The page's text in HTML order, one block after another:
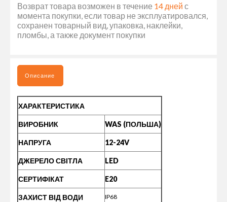
Возврат товара возможен в течение 14 дней с
момента покупки, если товар не эксплуатировался,
сохранен товарный вид, упаковка, наклейки,
пломбы, а также документ покупки
Описание
ХАРАКТЕРИСТИКА
ВИРОБНИК WAS (ПОЛЬША)
НАПРУГА 12-24V
ДЖЕРЕЛО СВІТЛА LED
СЕРТИФІКАТ E20
ЗАХИСТ ВІД ВОДИ IP68